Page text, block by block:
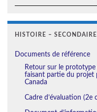
HISTOIRE –
Documents de référence
Retour sur le prototype
faisant partie du projet
Canada
Cadre d’évaluation (2e